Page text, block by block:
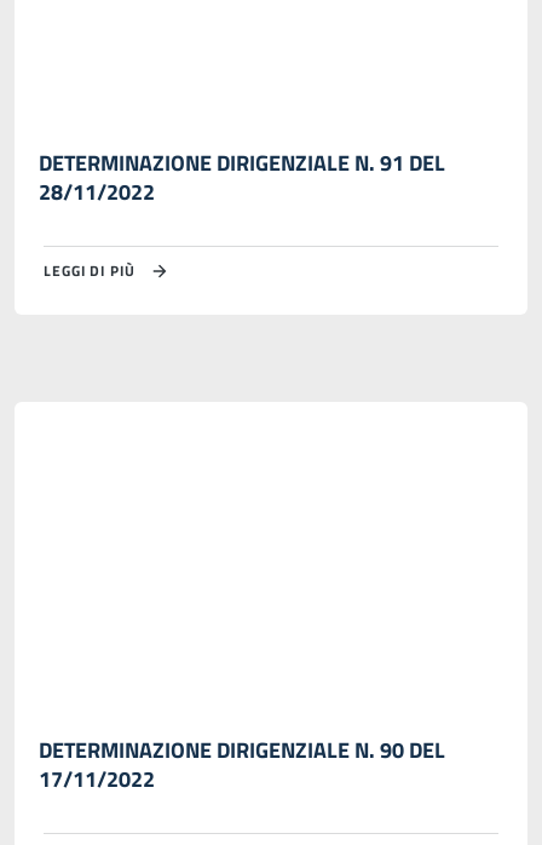
DETERMINAZIONE DIRIGENZIALE N. 91 DEL
28/11/2022
LEGGI DI PIÙ
DETERMINAZIONE DIRIGENZIALE N. 90 DEL
17/11/2022